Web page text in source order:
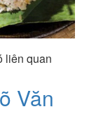
liên quan
Văn